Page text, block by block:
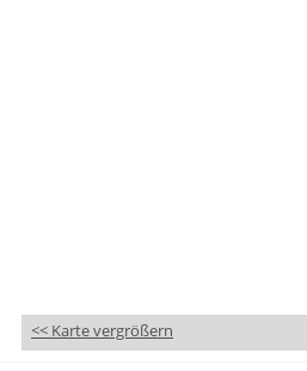
<< Karte vergrößern